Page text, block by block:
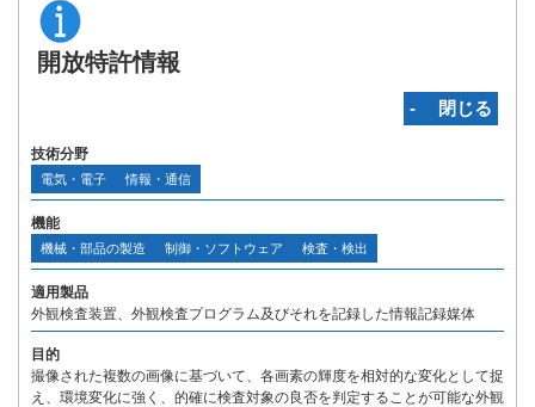
開放特許情報
‐ 閉じる
技術分野
電気・電子 情報・通信
機能
機械・部品の製造 制御・ソフトウェア 検査・検出
適用製品
外観検査装置、外観検査プログラム及びそれを記録した情報記録媒体
目的
撮像された複数の画像に基づいて、各画素の輝度を相対的な変化として捉
え、環境変化に強く、的確に検査対象の良否を判定することが可能な外観